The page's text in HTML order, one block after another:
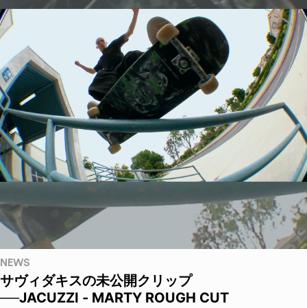
NEWS
サヴィダキスの未公開クリップ
──JACUZZI - MARTY ROUGH CUT